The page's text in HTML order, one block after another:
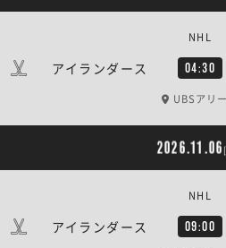
アイランダース 04:30
NHL
UBSアリ
2026.11.06
アイランダース 09:00
NHL